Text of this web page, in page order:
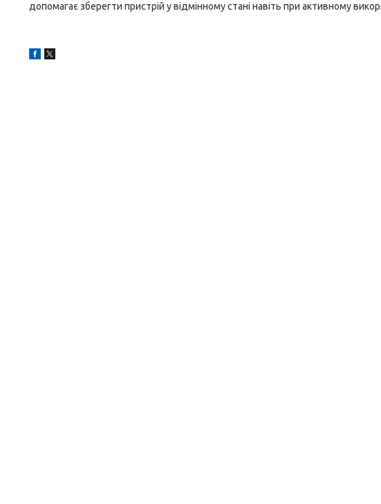
допомагає зберегти пристрій у відмінному стані навіть при активному